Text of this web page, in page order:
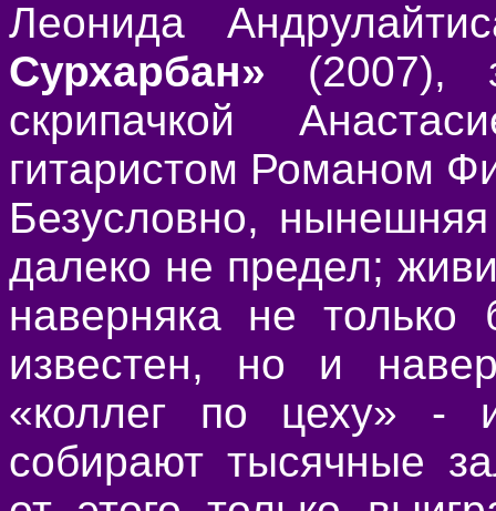
Леонида
Сурхарбан» (2007),
скрипачкой
гитаристом Романом
Безусловно,
далеко не предел;
наверняка не
известен, но и
«коллег по цеху» -
собирают тысячные